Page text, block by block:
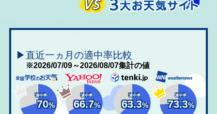
▶直近一ヵ月の適中率比較
※2026/07/09～2026/08/07集計の値
適中率
70%
適中率
66.7%
適中率
63.3%
適中率
73.3%